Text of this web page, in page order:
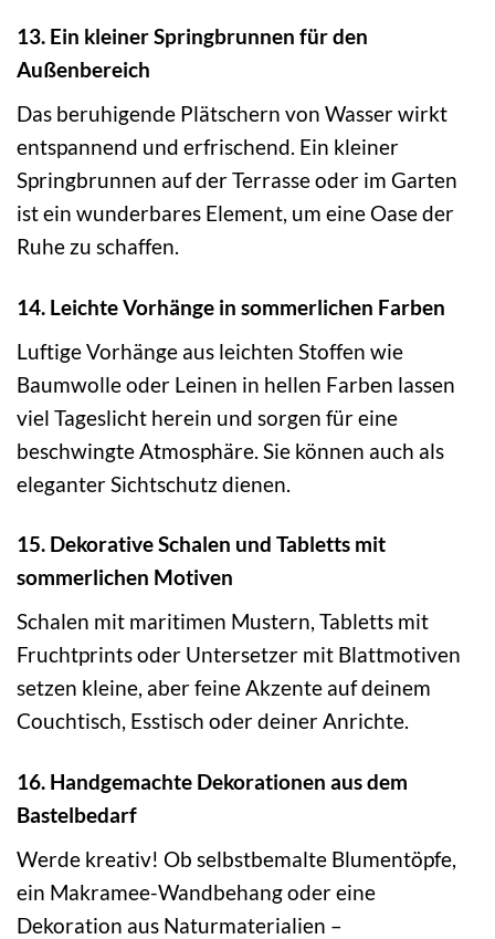
13. Ein kleiner Springbrunnen für den
Außenbereich
Das beruhigende Plätschern von Wasser wirkt
entspannend und erfrischend. Ein kleiner
Springbrunnen auf der Terrasse oder im Garten
ist ein wunderbares Element, um eine Oase der
Ruhe zu schaffen.
14. Leichte Vorhänge in sommerlichen Farben
Luftige Vorhänge aus leichten Stoffen wie
Baumwolle oder Leinen in hellen Farben lassen
viel Tageslicht herein und sorgen für eine
beschwingte Atmosphäre. Sie können auch als
eleganter Sichtschutz dienen.
15. Dekorative Schalen und Tabletts mit
sommerlichen Motiven
Schalen mit maritimen Mustern, Tabletts mit
Fruchtprints oder Untersetzer mit Blattmotiven
setzen kleine, aber feine Akzente auf deinem
Couchtisch, Esstisch oder deiner Anrichte.
16. Handgemachte Dekorationen aus dem
Bastelbedarf
Werde kreativ! Ob selbstbemalte Blumentöpfe,
ein Makramee-Wandbehang oder eine
Dekoration aus Naturmaterialien –